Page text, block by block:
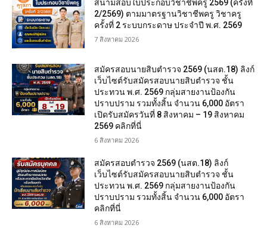
สนามสอบใบประกอบวิชาชีพครู 2569 (ครั้งที่
2/2569) ตามมาตรฐานวิชาชีพครู วิชาครู
ครั้งที่ 2 ระบบกระดาษ ประจำปี พ.ศ. 2569
7 สิงหาคม 2026
สมัครสอบนายสิบตำรวจ 2569 (นสต.18) ลิงก์
เว็บไซต์รับสมัครสอบนายสิบตำรวจ ชั้น
ประทวน พ.ศ. 2569 กลุ่มสายงานป้องกัน
ปราบปราม รวมทั้งสิ้น จำนวน 6,000 อัตรา
เปิดรับสมัครวันที่ 8 สิงหาคม – 19 สิงหาคม
2569 คลิกที่นี่
6 สิงหาคม 2026
สมัครสอบตํารวจ 2569 (นสต.18) ลิงก์
เว็บไซต์รับสมัครสอบนายสิบตำรวจ ชั้น
ประทวน พ.ศ. 2569 กลุ่มสายงานป้องกัน
ปราบปราม รวมทั้งสิ้น จำนวน 6,000 อัตรา
คลิกที่นี่
6 สิงหาคม 2026